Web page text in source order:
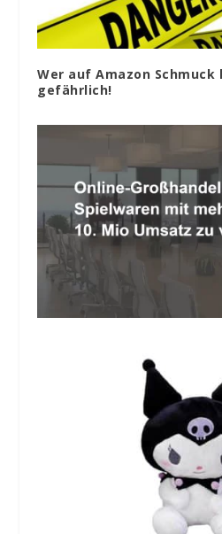
Wer auf Amazon
gefährlich!